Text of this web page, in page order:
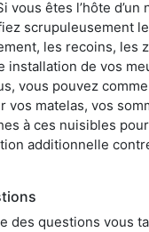
vous êtes l’hôte d’un
scrupuleusement
les recoins, les
installation de vos
vous pouvez
vos matelas, vos
à ces nuisibles
additionnelle
des questions vous